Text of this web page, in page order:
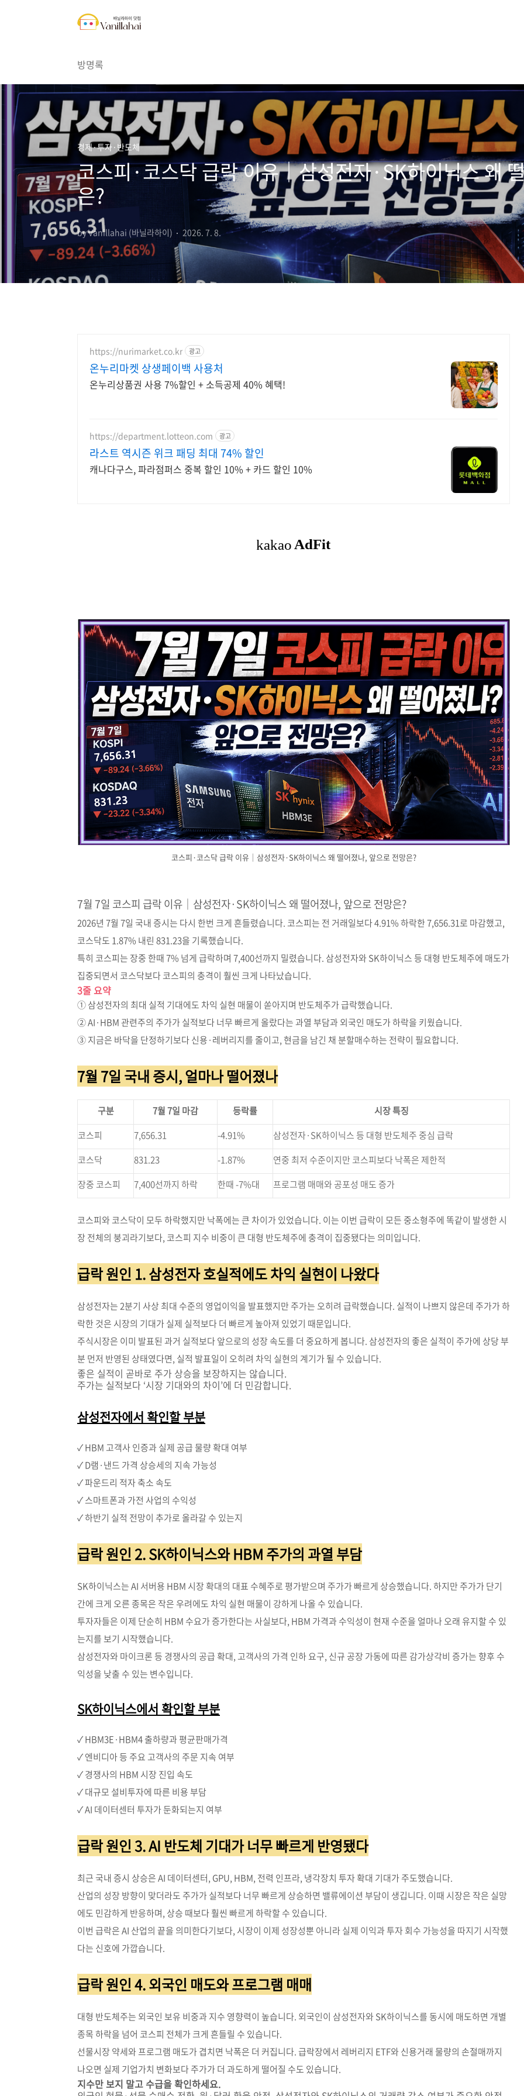
방명록
경제·투자·반도체
코스피·코스닥 급락 이유｜삼성전자·SK하이닉스 왜
은?
by Vanillahai (바닐라하이) 2026. 7. 8.
https://nurimarket.co.kr 광고
온누리마켓 상생페이백 사용처
온누리상품권 사용 7%할인 + 소득공제 40% 혜택!
https://department.lotteon.com 광고
라스트 역시즌 위크 패딩 최대 74% 할인
캐나다구스, 파라점퍼스 중복 할인 10% + 카드 할인 10%
코스피·코스닥 급락 이유｜삼성전자·SK하이닉스 왜 떨어졌나, 앞으로 전망은?
7월 7일 코스피 급락 이유｜삼성전자·SK하이닉스 왜 떨어졌나, 앞으로 전망은?
2026년 7월 7일 국내 증시는 다시 한번 크게 흔들렸습니다. 코스피는 전 거래일보다 4.91% 하락한 7,656.31로 마감했고,
코스닥도 1.87% 내린 831.23을 기록했습니다.
특히 코스피는 장중 한때 7% 넘게 급락하며 7,400선까지 밀렸습니다. 삼성전자와 SK하이닉스 등 대형 반도체주에 매도가
집중되면서 코스닥보다 코스피의 충격이 훨씬 크게 나타났습니다.
3줄 요약
① 삼성전자의 최대 실적 기대에도 차익 실현 매물이 쏟아지며 반도체주가 급락했습니다.
② AI·HBM 관련주의 주가가 실적보다 너무 빠르게 올랐다는 과열 부담과 외국인 매도가 하락을 키웠습니다.
③ 지금은 바닥을 단정하기보다 신용·레버리지를 줄이고, 현금을 남긴 채 분할매수하는 전략이 필요합니다.
7월 7일 국내 증시, 얼마나 떨어졌나
구분 7월 7일 마감 등락률
시장 특징
코스피
7,656.31 -4.91%
삼성전자·SK하이닉스 등 대형 반도체주 중심 급락
코스닥
831.23 -1.87%
연중 최저 수준이지만 코스피보다 낙폭은 제한적
장중 코스피
7,400선까지 하락 한때 -7%대 프로그램 매매와 공포성 매도 증가
코스피와 코스닥이 모두 하락했지만 낙폭에는 큰 차이가 있었습니다. 이는 이번 급락이 모든 중소형주에 똑같이 발생한 시
장 전체의 붕괴라기보다, 코스피 지수 비중이 큰 대형 반도체주에 충격이 집중됐다는 의미입니다.
급락 원인 1. 삼성전자 호실적에도 차익 실현이 나왔다
삼성전자는 2분기 사상 최대 수준의 영업이익을 발표했지만 주가는 오히려 급락했습니다. 실적이 나쁘지 않은데 주가가 하
락한 것은 시장의 기대가 실제 실적보다 더 빠르게 높아져 있었기 때문입니다.
주식시장은 이미 발표된 과거 실적보다 앞으로의 성장 속도를 더 중요하게 봅니다. 삼성전자의 좋은 실적이 주가에 상당 부
분 먼저 반영된 상태였다면, 실적 발표일이 오히려 차익 실현의 계기가 될 수 있습니다.
좋은 실적이 곧바로 주가 상승을 보장하지는 않습니다.
주가는 실적보다 ‘시장 기대와의 차이’에 더 민감합니다.
삼성전자에서 확인할 부분
✓ HBM 고객사 인증과 실제 공급 물량 확대 여부
✓ D램·낸드 가격 상승세의 지속 가능성
✓ 파운드리 적자 축소 속도
✓ 스마트폰과 가전 사업의 수익성
✓ 하반기 실적 전망이 추가로 올라갈 수 있는지
급락 원인 2. SK하이닉스와 HBM 주가의 과열 부담
SK하이닉스는 AI 서버용 HBM 시장 확대의 대표 수혜주로 평가받으며 주가가 빠르게 상승했습니다. 하지만 주가가 단기
간에 크게 오른 종목은 작은 우려에도 차익 실현 매물이 강하게 나올 수 있습니다.
투자자들은 이제 단순히 HBM 수요가 증가한다는 사실보다, HBM 가격과 수익성이 현재 수준을 얼마나 오래 유지할 수 있
는지를 보기 시작했습니다.
삼성전자와 마이크론 등 경쟁사의 공급 확대, 고객사의 가격 인하 요구, 신규 공장 가동에 따른 감가상각비 증가는 향후 수
익성을 낮출 수 있는 변수입니다.
SK하이닉스에서 확인할 부분
✓ HBM3E·HBM4 출하량과 평균판매가격
✓ 엔비디아 등 주요 고객사의 주문 지속 여부
✓ 경쟁사의 HBM 시장 진입 속도
✓ 대규모 설비투자에 따른 비용 부담
✓ AI 데이터센터 투자가 둔화되는지 여부
급락 원인 3. AI 반도체 기대가 너무 빠르게 반영됐다
최근 국내 증시 상승은 AI 데이터센터, GPU, HBM, 전력 인프라, 냉각장치 투자 확대 기대가 주도했습니다.
산업의 성장 방향이 맞더라도 주가가 실적보다 너무 빠르게 상승하면 밸류에이션 부담이 생깁니다. 이때 시장은 작은 실망
에도 민감하게 반응하며, 상승 때보다 훨씬 빠르게 하락할 수 있습니다.
이번 급락은 AI 산업의 끝을 의미한다기보다, 시장이 이제 성장성뿐 아니라 실제 이익과 투자 회수 가능성을 따지기 시작했
다는 신호에 가깝습니다.
급락 원인 4. 외국인 매도와 프로그램 매매
대형 반도체주는 외국인 보유 비중과 지수 영향력이 높습니다. 외국인이 삼성전자와 SK하이닉스를 동시에 매도하면 개별
종목 하락을 넘어 코스피 전체가 크게 흔들릴 수 있습니다.
선물시장 약세와 프로그램 매도가 겹치면 낙폭은 더 커집니다. 급락장에서 레버리지 ETF와 신용거래 물량의 손절매까지
나오면 실제 기업가치 변화보다 주가가 더 과도하게 떨어질 수도 있습니다.
지수만 보지 말고 수급을 확인하세요.